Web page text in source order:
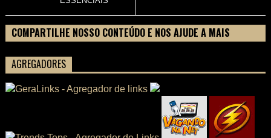
COMPARTILHE NOSSO CONTEÚDO E NOS AJUDE A MAIS
AGREGADORES